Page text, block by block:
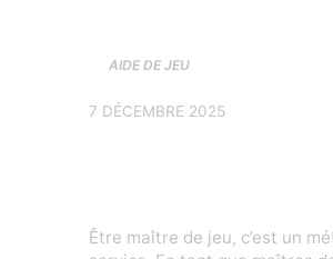
AIDE DE JEU
7 DÉCEMBRE 2025
Être maître de jeu, c’est un